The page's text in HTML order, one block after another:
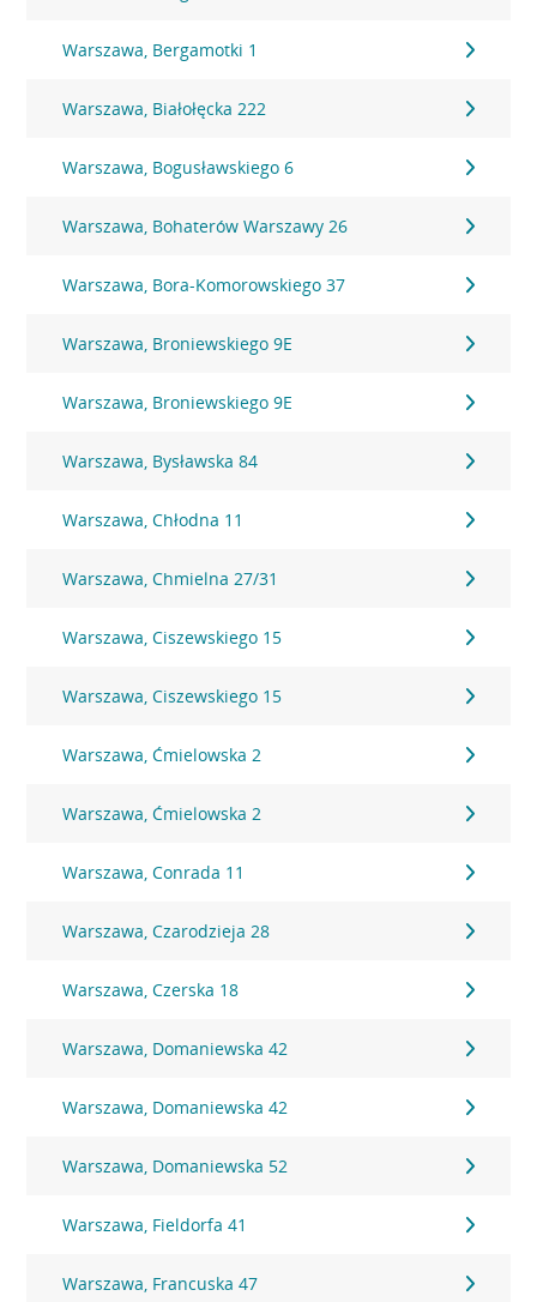
Warszawa, Bergamotki 1
Warszawa, Białołęcka 222
Warszawa, Bogusławskiego 6
Warszawa, Bohaterów Warszawy 26
Warszawa, Bora-Komorowskiego 37
Warszawa, Broniewskiego 9E
Warszawa, Broniewskiego 9E
Warszawa, Bysławska 84
Warszawa, Chłodna 11
Warszawa, Chmielna 27/31
Warszawa, Ciszewskiego 15
Warszawa, Ciszewskiego 15
Warszawa, Ćmielowska 2
Warszawa, Ćmielowska 2
Warszawa, Conrada 11
Warszawa, Czarodzieja 28
Warszawa, Czerska 18
Warszawa, Domaniewska 42
Warszawa, Domaniewska 42
Warszawa, Domaniewska 52
Warszawa, Fieldorfa 41
Warszawa, Francuska 47